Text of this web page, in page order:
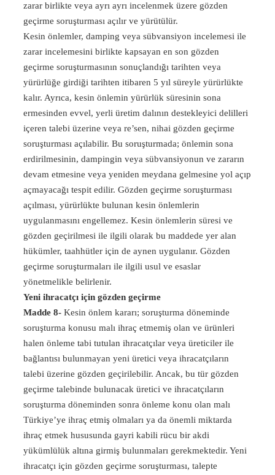
zarar birlikte veya ayrı ayrı incelenmek üzere gözden
geçirme soruşturması açılır ve yürütülür.
Kesin önlemler, damping veya sübvansiyon incelemesi ile
zarar incelemesini birlikte kapsayan en son gözden
geçirme soruşturmasının sonuçlandığı tarihten veya
yürürlüğe girdiği tarihten itibaren 5 yıl süreyle yürürlükte
kalır. Ayrıca, kesin önlemin yürürlük süresinin sona
ermesinden evvel, yerli üretim dalının destekleyici delilleri
içeren talebi üzerine veya re’sen, nihai gözden geçirme
soruşturması açılabilir. Bu soruşturmada; önlemin sona
erdirilmesinin, dampingin veya sübvansiyonun ve zararın
devam etmesine veya yeniden meydana gelmesine yol açıp
açmayacağı tespit edilir. Gözden geçirme soruşturması
açılması, yürürlükte bulunan kesin önlemlerin
uygulanmasını engellemez. Kesin önlemlerin süresi ve
gözden geçirilmesi ile ilgili olarak bu maddede yer alan
hükümler, taahhütler için de aynen uygulanır. Gözden
geçirme soruşturmaları ile ilgili usul ve esaslar
yönetmelikle belirlenir.
Yeni ihracatçı için gözden geçirme
Madde 8- Kesin önlem kararı; soruşturma döneminde
soruşturma konusu malı ihraç etmemiş olan ve ürünleri
halen önleme tabi tutulan ihracatçılar veya üreticiler ile
bağlantısı bulunmayan yeni üretici veya ihracatçıların
talebi üzerine gözden geçirilebilir. Ancak, bu tür gözden
geçirme talebinde bulunacak üretici ve ihracatçıların
soruşturma döneminden sonra önleme konu olan malı
Türkiye’ye ihraç etmiş olmaları ya da önemli miktarda
ihraç etmek hususunda gayri kabili rücu bir akdi
yükümlülük altına girmiş bulunmaları gerekmektedir. Yeni
ihracatçı için gözden geçirme soruşturması, talepte